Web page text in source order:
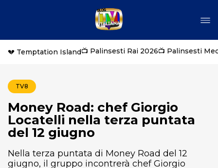
💔 Temptation Island📺 Palinsesti Rai 2026📺 Palinsesti
TV8
Money Road: chef Giorgio
Locatelli nella terza puntata
del 12 giugno
Nella terza puntata di Money Road del 12
giugno, il gruppo incontrerà chef Giorgio